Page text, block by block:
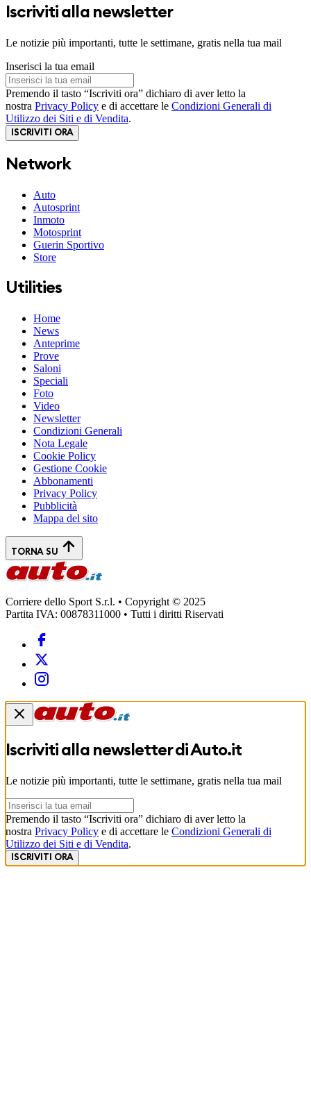
Iscriviti alla newsletter
Le notizie più importanti, tutte le settimane, gratis nella tua mail
Inserisci la tua email
Premendo il tasto “Iscriviti ora” dichiaro di aver letto la
nostra Privacy Policy e di accettare le Condizioni Generali di
Utilizzo dei Siti e di Vendita.
ISCRIVITI ORA
Network
Auto
Autosprint
Inmoto
Motosprint
Guerin Sportivo
Store
Utilities
Home
News
Anteprime
Prove
Saloni
Speciali
Foto
Video
Newsletter
Condizioni Generali
Nota Legale
Cookie Policy
Gestione Cookie
Abbonamenti
Privacy Policy
Pubblicità
Mappa del sito
TORNA SU
Corriere dello Sport S.r.l. • Copyright © 2025
Partita IVA: 00878311000 • Tutti i diritti Riservati
Iscriviti alla newsletter diAuto.it
Le notizie più importanti, tutte le settimane, gratis nella tua mail
Premendo il tasto “Iscriviti ora” dichiaro di aver letto la
nostra Privacy Policy e di accettare le Condizioni Generali di
Utilizzo dei Siti e di Vendita.
ISCRIVITI ORA